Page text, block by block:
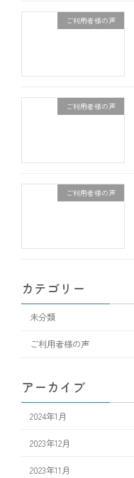
ご利用者様の声
ご利用者様の声
ご利用者様の声
カテゴリー
未分類
ご利用者様の声
アーカイブ
2024年1月
2023年12月
2023年11月